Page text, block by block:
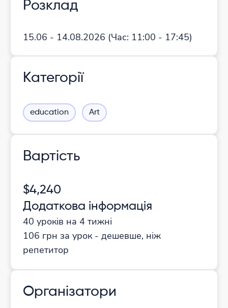
Розклад
15.06 - 14.08.2026 (Час: 11:00 - 17:45)
Категорії
education Art
Вартість
$4,240
Додаткова інформація
40 уроків на 4 тижні
106 грн за урок - дешевше, ніж
репетитор
Організатори